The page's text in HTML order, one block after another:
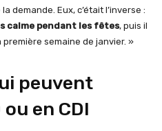
demande. Eux, c’était l’inverse :
calme pendant les fêtes, puis il
semaine de janvier. »
peuvent
en CDI